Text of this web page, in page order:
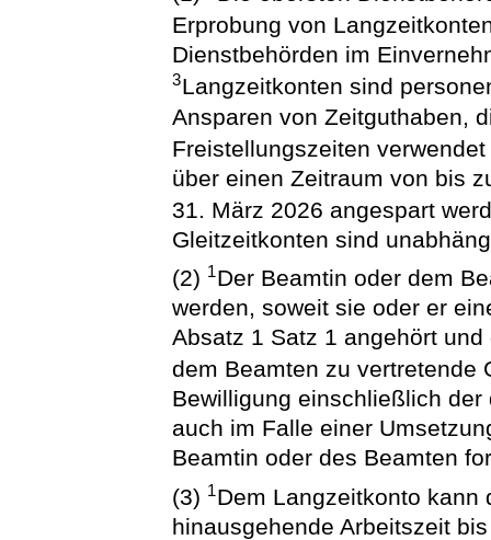
Erprobung von
Dienstbehörden im
3Langzeitkonten sind
Ansparen von Zeitguthaben,
Freistellungszeiten
über einen Zeitraum von bis
31. März 2026 angespart
Gleitzeitkonten sind
(2) 1Der Beamtin oder dem
werden, soweit sie oder er
Absatz 1 Satz 1 angehört
dem Beamten zu
Bewilligung einschließlich
auch im Falle einer
Beamtin oder des Beamten
(3) 1Dem Langzeitkonto kann
hinausgehende Arbeitszeit